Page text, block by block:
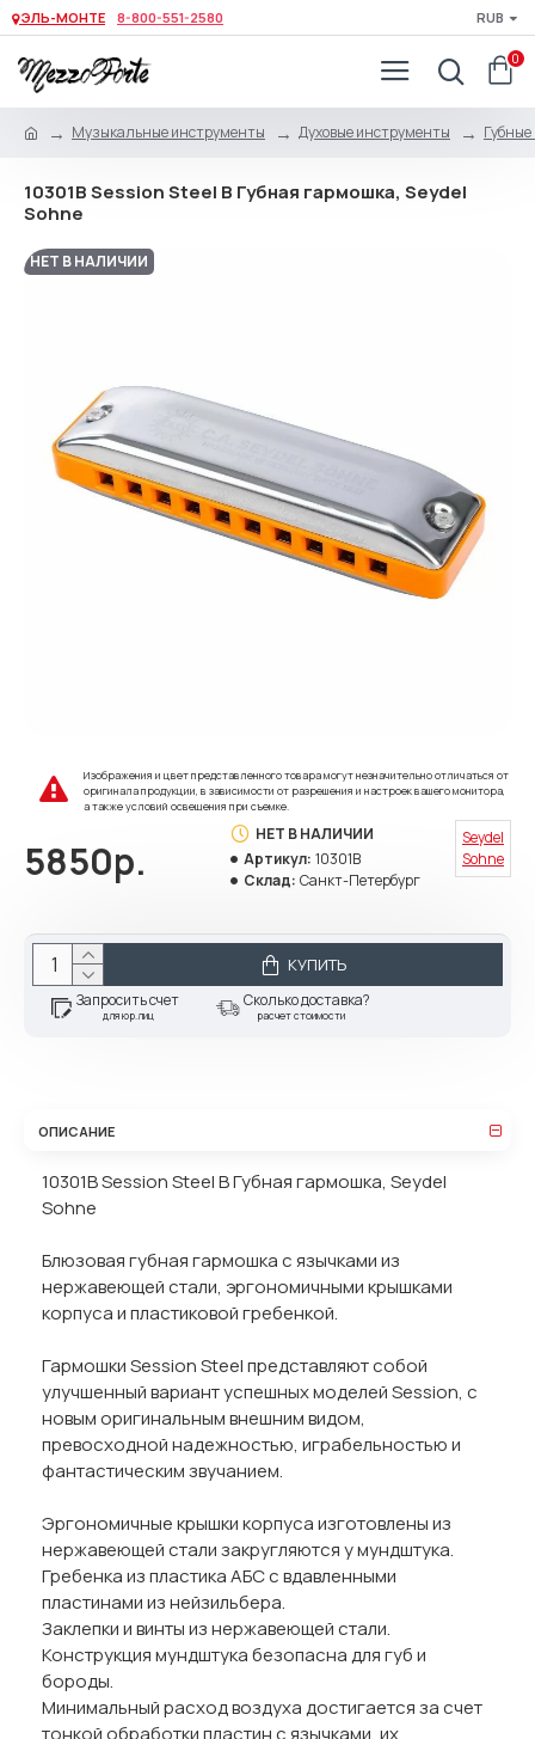
ЭЛЬ-МОНТЕ 8-800-551-2580 RUB
0
Музыкальные инструменты Духовые инструменты
10301B Session Steel B Губная гармошка, Seydel
Sohne
НЕТ В НАЛИЧИИ
Изображения и цвет представленного товара могут незначительно отличаться от
оригинала продукции, в зависимости от разрешения и настроек вашего монитора,
а также условий освещения при съемке.
5850р.
НЕТ В НАЛИЧИИ
Артикул: 10301B
Склад: Санкт-Петербург
Seydel
Sohne
КУПИТЬ
Запросить счет
для юр.лиц
Сколько доставка?
расчет стоимости
ОПИСАНИЕ
10301B Session Steel B Губная гармошка, Seydel
Sohne
Блюзовая губная гармошка с язычками из
нержавеющей стали, эргономичными крышками
корпуса и пластиковой гребенкой.
Гармошки Session Steel представляют собой
улучшенный вариант успешных моделей Session, с
новым оригинальным внешним видом,
превосходной надежностью, играбельностью и
фантастическим звучанием.
Эргономичные крышки корпуса изготовлены из
нержавеющей стали закругляются у мундштука.
Гребенка из пластика АБС с вдавленными
пластинами из нейзильбера.
Заклепки и винты из нержавеющей стали.
Конструкция мундштука безопасна для губ и
бороды.
Минимальный расход воздуха достигается за счет
тонкой обработки пластин с язычками, их